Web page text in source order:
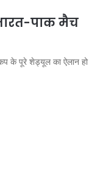
पाक मैच
के पूरे शेड्यूल का ऐलान हो